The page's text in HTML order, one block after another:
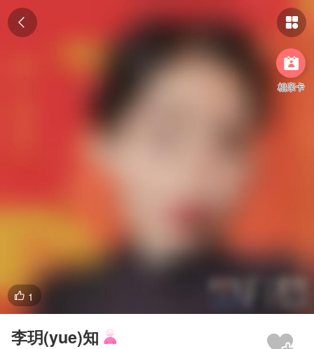
 

相亲卡
 1
李玥(yue)知